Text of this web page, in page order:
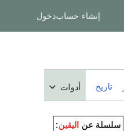
إنشاء حسابدخول
تاريخ أدوات
سلسلة عن اليقين: